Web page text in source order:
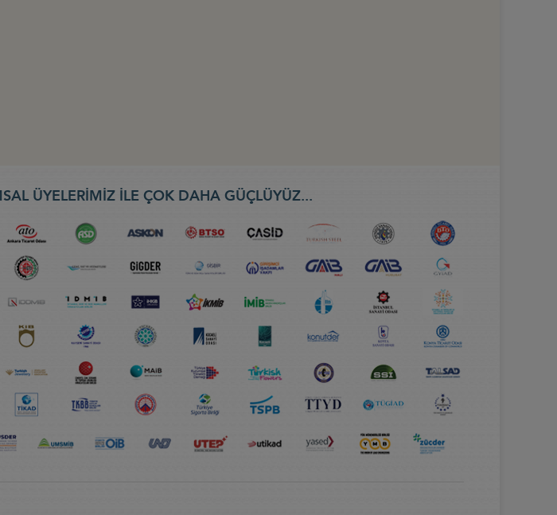
ÜYELERİMİZ İLE ÇOK DAHA GÜÇLÜYÜZ...